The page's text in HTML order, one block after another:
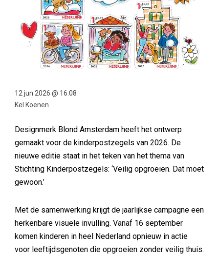
12 jun 2026 @ 16:08
Kel Koenen
Designmerk Blond Amsterdam heeft het ontwerp
gemaakt voor de kinderpostzegels van 2026. De
nieuwe editie staat in het teken van het thema van
Stichting Kinderpostzegels: ‘Veilig opgroeien. Dat moet
gewoon.’
Met de samenwerking krijgt de jaarlijkse campagne een
herkenbare visuele invulling. Vanaf 16 september
komen kinderen in heel Nederland opnieuw in actie
voor leeftijdsgenoten die opgroeien zonder veilig thuis.